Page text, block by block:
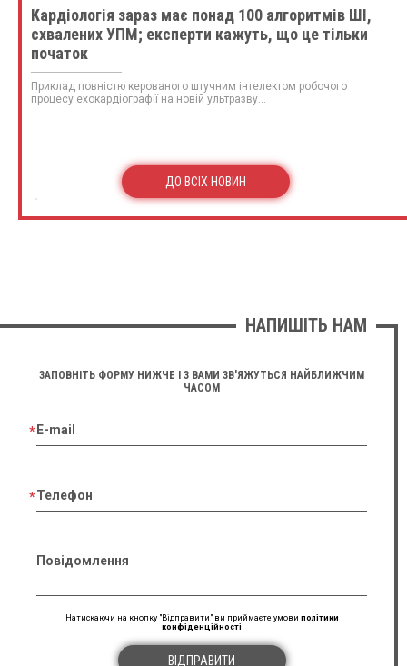
Кардіологія зараз має понад 100 алгоритмів ШІ,
схвалених УПМ; експерти кажуть, що це тільки
початок
Приклад повністю керованого штучним інтелектом робочого
процесу ехокардіографії на новій ультразву...
ДО ВСІХ НОВИН
НАПИШІТЬ НАМ
ЗАПОВНІТЬ ФОРМУ НИЖЧЕ І З ВАМИ ЗВ'ЯЖУТЬСЯ НАЙБЛИЖЧИМ
ЧАСОМ
E-mail
Телефон
Повідомлення
Натискаючи на кнопку "Відправити" ви приймаєте умови політики
конфіденційності
ВІДПРАВИТИ